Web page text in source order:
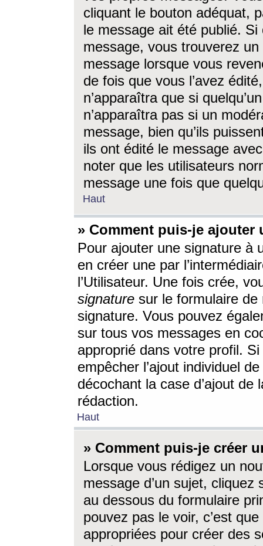
cliquant le bouton adéquat,
le message ait été publié. Si
message, vous trouverez
message lorsque vous
de fois que vous l’avez
n’apparaîtra que si
n’apparaîtra pas si un
message, bien qu’ils
ils ont édité le message
noter que les utilisateurs
message une fois que
Haut
» Comment puis-je ajouter
Pour ajouter une signature à
en créer une par
l’Utilisateur. Une fois crée,
signature sur le formulaire de
signature. Vous pouvez
sur tous vos messages en
approprié dans votre profil.
empêcher l’ajout individuel
décochant la case d’ajout
rédaction.
Haut
» Comment puis-je créer
Lorsque vous rédigez un
message d’un sujet, cliquez
au dessous du formulaire
pouvez pas le voir, c’est
appropriées pour créer des